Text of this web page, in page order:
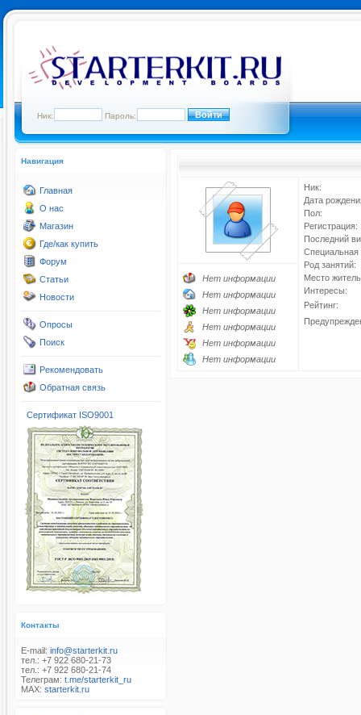
Ник: Пароль:
Навигация
Главная
О нас
Магазин
Где/как купить
Форум
Статьи
Новости
Опросы
Поиск
Рекомендовать
Обратная связь
Сертификат ISO9001
Контакты
E-mail: info@starterkit.ru
тел.: +7 922 680-21-73
тел.: +7 922 680-21-74
Телеграм: t.me/starterkit_ru
MAX: starterkit.ru
Ник:
Дата
Пол:
Регистрация:
Последний
Специальная
Род занятий:
Место
Интересы:
Рейтинг:
Нет информации
Нет информации
Нет информации
Нет информации
Нет информации
Нет информации